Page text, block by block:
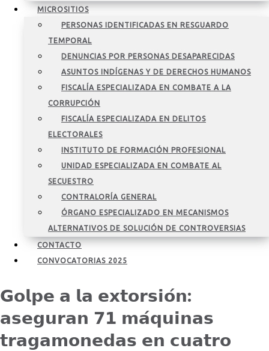
MICROSITIOS
PERSONAS IDENTIFICADAS EN RESGUARDO
TEMPORAL
DENUNCIAS POR PERSONAS DESAPARECIDAS
ASUNTOS INDÍGENAS Y DE DERECHOS HUMANOS
FISCALÍA ESPECIALIZADA EN COMBATE A LA
CORRUPCIÓN
FISCALÍA ESPECIALIZADA EN DELITOS
ELECTORALES
INSTITUTO DE FORMACIÓN PROFESIONAL
UNIDAD ESPECIALIZADA EN COMBATE AL
SECUESTRO
CONTRALORÍA GENERAL
ÓRGANO ESPECIALIZADO EN MECANISMOS
ALTERNATIVOS DE SOLUCIÓN DE CONTROVERSIAS
CONTACTO
CONVOCATORIAS 2025
𝗚𝗼𝗹𝗽𝗲 𝗮 𝗹𝗮 𝗲𝘅𝘁𝗼𝗿𝘀𝗶𝗼́𝗻:
𝗮𝘀𝗲𝗴𝘂𝗿𝗮𝗻 𝟳𝟭 𝗺𝗮́𝗾𝘂𝗶𝗻𝗮𝘀
𝘁𝗿𝗮𝗴𝗮𝗺𝗼𝗻𝗲𝗱𝗮𝘀 𝗲𝗻 𝗰𝘂𝗮𝘁𝗿𝗼